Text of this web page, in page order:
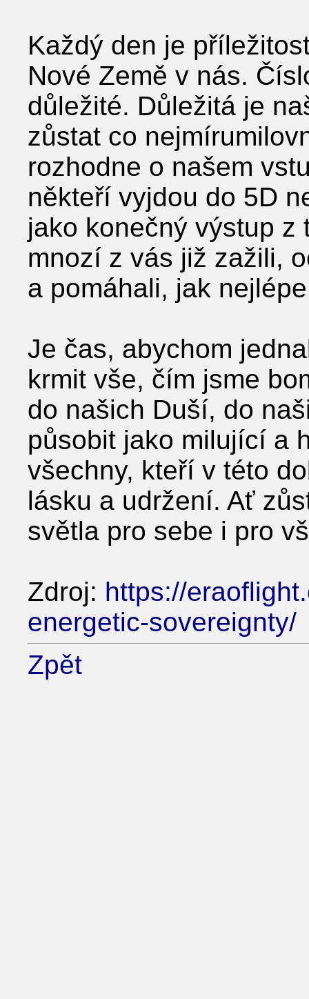
Každý den je
Nové Země v nás.
důležité. Důležitá je
zůstat co
rozhodne o našem
někteří vyjdou do 5D
jako konečný výstup z
mnozí z vás již zažili,
a pomáhali, jak
Je čas, abychom
krmit vše, čím jsme
do našich Duší, do
působit jako milující a
všechny, kteří v této
lásku a udržení. Ať
světla pro sebe i pro
Zdroj: https://
energetic-sovereignty/
Zpět